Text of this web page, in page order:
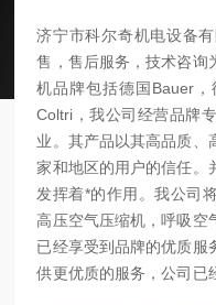
济宁市科尔奇机电设备
售，售后服务，技术咨询
机品牌包括德国Bauer，
Coltri，我公司经营品牌
业。其产品以其高品质、
家和地区的用户的信任。
发挥着*的作用。我公司
高压空气压缩机，呼吸空
已经享受到品牌的优质服
供更优质的服务，公司已